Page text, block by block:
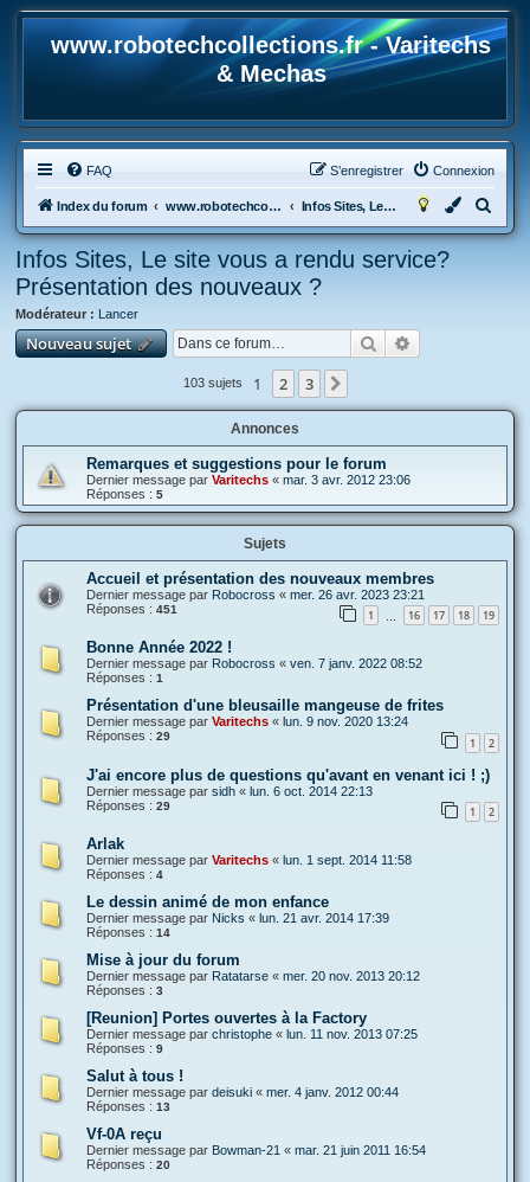
www.robotechcollections.fr - Varitechs
& Mechas
FAQ Connexion
S’enregistrer
Index du forum www.robotechcollections.fr - Robotech & Macross Toys French Forum !!! Infos Sites, Le site vous a rendu service? Présentation des nouveaux ?
e
h
Infos Sites, Le site vous a rendu service?
Présentation des nouveaux ?
Modérateur : Lancer
Nouveau sujet Rechercher
103 sujets 1 2 3
Annonces
Remarques et suggestions pour le forum
Dernier message par Varitechs « mar. 3 avr. 2012 23:06
Réponses : 5
Sujets
Accueil et présentation des nouveaux membres
Dernier message par Robocross « mer. 26 avr. 2023 23:21
Réponses : 451 1 16 17 18 19
Bonne Année 2022 !
Dernier message par Robocross « ven. 7 janv. 2022 08:52
Réponses : 1
Présentation d'une bleusaille mangeuse de frites
Dernier message par Varitechs « lun. 9 nov. 2020 13:24
Réponses : 29 1 2
J'ai encore plus de questions qu'avant en venant ici ! ;)
Dernier message par sidh « lun. 6 oct. 2014 22:13
Réponses : 29 1 2
Arlak
Dernier message par Varitechs « lun. 1 sept. 2014 11:58
Réponses : 4
Le dessin animé de mon enfance
Dernier message par Nicks « lun. 21 avr. 2014 17:39
Réponses : 14
Mise à jour du forum
Dernier message par Ratatarse « mer. 20 nov. 2013 20:12
Réponses : 3
[Reunion] Portes ouvertes à la Factory
Dernier message par christophe « lun. 11 nov. 2013 07:25
Réponses : 9
Salut à tous !
Dernier message par deisuki « mer. 4 janv. 2012 00:44
Réponses : 13
Vf-0A reçu
Dernier message par Bowman-21 « mar. 21 juin 2011 16:54
Réponses : 20